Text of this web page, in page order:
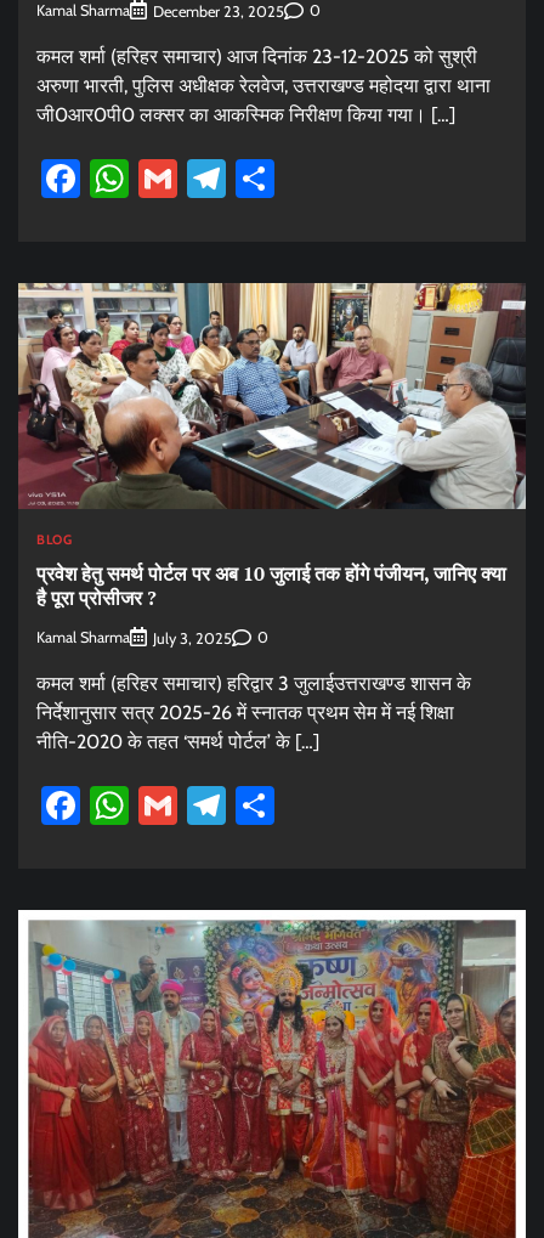
Kamal Sharma December 23, 2025 0
कमल शर्मा (हरिहर समाचार) आज दिनांक 23-12-2025 को सुश्री
अरुणा भारती, पुलिस अधीक्षक रेलवेज, उत्तराखण्ड महोदया द्वारा थाना
जी0आर0पी0 लक्सर का आकस्मिक निरीक्षण किया गया। […]
Facebook
WhatsApp
GmailTelegram
BLOG
प्रवेश हेतु समर्थ पोर्टल पर अब 10 जुलाई तक होंगे पंजीयन​, जानिए क्या
है पूरा प्रोसीजर ?
Kamal Sharma July 3, 2025 0
कमल शर्मा (हरिहर समाचार) हरिद्वार 3 जुलाईउत्तराखण्ड शासन के
निर्देशानुसार सत्र 2025-26 में स्नातक प्रथम सेम में नई शिक्षा
नीति-2020 के तहत ‘समर्थ पोर्टल’ के […]
Facebook
WhatsApp
GmailTelegram